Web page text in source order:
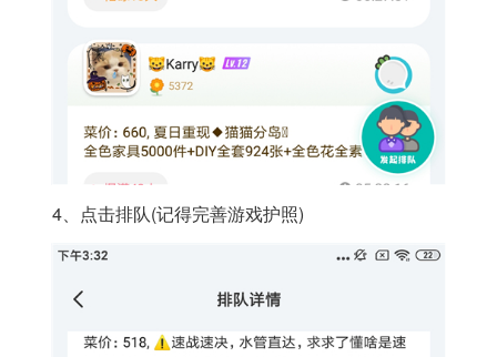
4、点击排队(记得完善游戏护照)